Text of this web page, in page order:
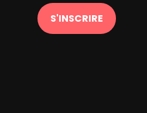
S'INSCRIRE